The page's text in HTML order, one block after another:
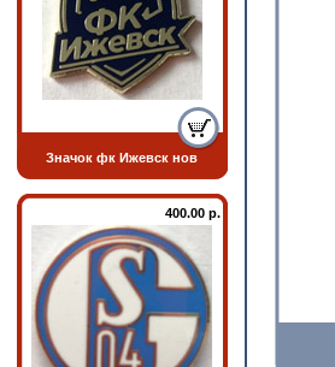
Значок фк Ижевск нов
400.00 р.